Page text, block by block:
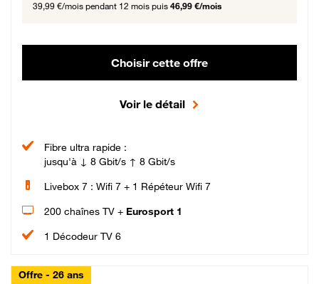
39,99 €/mois pendant 12 mois puis 46,99 €/mois
Choisir cette offre
Voir le détail
Fibre ultra rapide :
jusqu'à ↓ 8 Gbit/s ↑ 8 Gbit/s
Livebox 7 : Wifi 7 + 1 Répéteur Wifi 7
200 chaînes TV + Eurosport 1
1 Décodeur TV 6
Offre - 26 ans